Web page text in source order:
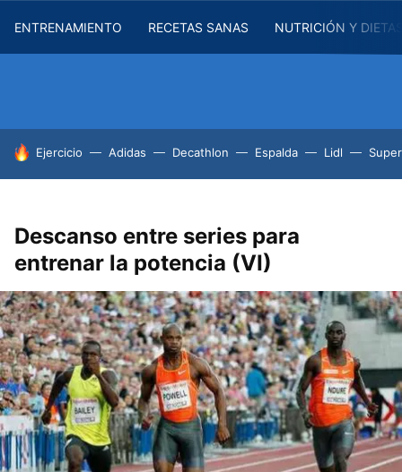
ENTRENAMIENTO RECETAS SANAS NUTRICIÓN Y
HOY SE HABLA DE
Ejercicio Adidas Decathlon Espalda Lidl
Descanso entre series para
entrenar la potencia (VI)